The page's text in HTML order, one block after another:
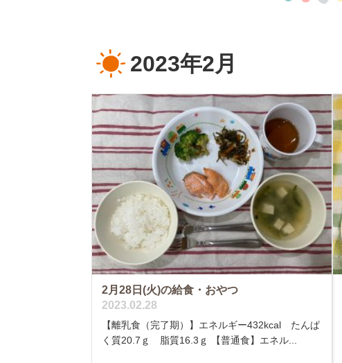
2023年2月
2月28日(火)の給食・おやつ
2023.02.28
【離乳食（完了期）】エネルギー432kcal たんぱ
く質20.7ｇ 脂質16.3ｇ 【普通食】エネル...